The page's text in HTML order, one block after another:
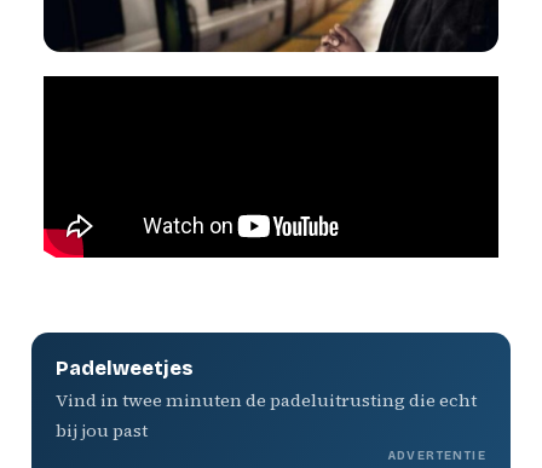
Padelweetjes
Vind in twee minuten de padeluitrusting die echt
bij jou past
ADVERTENTIE